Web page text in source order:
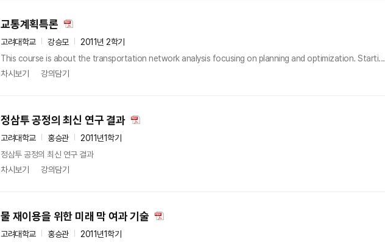
교통계획특론
고려대학교 강승모
2011년 2학기
This course is about the transportation network analysis focusing on planning and optimization. Starti...
차시보기
강의담기
정삼투 공정의 최신 연구 결과
고려대학교 홍승관
2011년1학기
정삼투 공정의 최신 연구 결과
차시보기
강의담기
물 재이용을 위한 미래 막 여과 기술
고려대학교 홍승관
2011년1학기